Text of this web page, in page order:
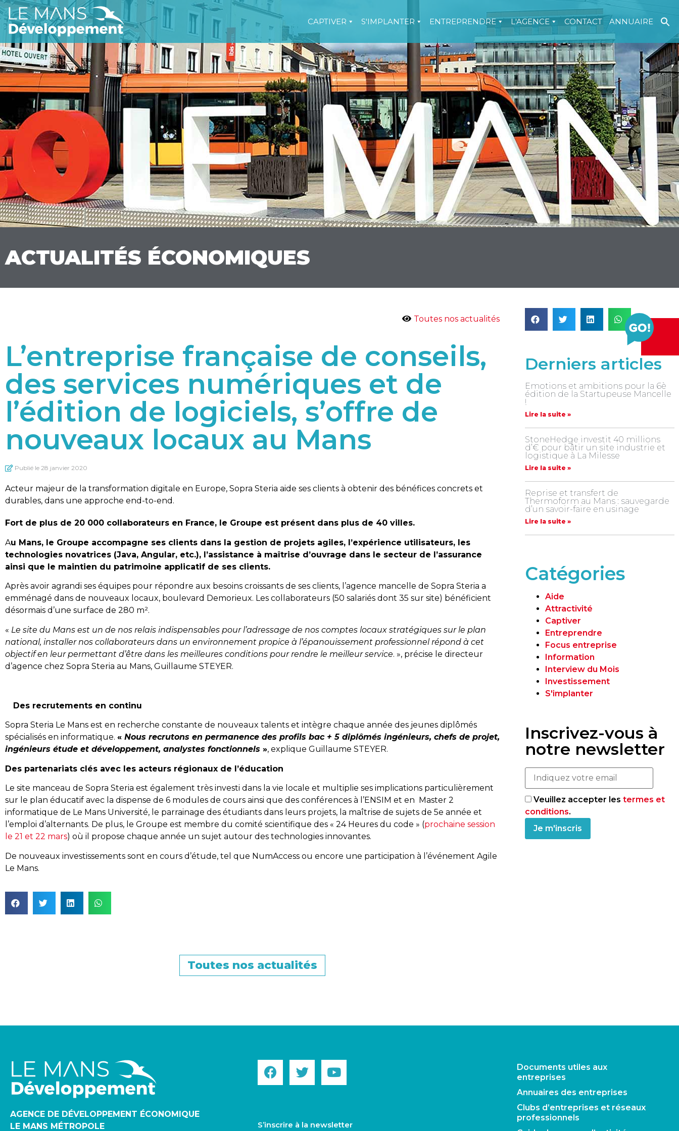
CAPTIVER S'IMPLANTER ENTREPRENDRE L'AGENCE CONTACT ANNUAIRE
ACTUALITÉS ÉCONOMIQUES
Toutes nos actualités
L’entreprise française de conseils,
des services numériques et de
l’édition de logiciels, s’offre de
nouveaux locaux au Mans
Publié le 28 janvier 2020
Acteur majeur de la transformation digitale en Europe, Sopra Steria aide ses clients à obtenir des bénéfices concrets et
durables, dans une approche end-to-end.
Fort de plus de 20 000 collaborateurs en France, le Groupe est présent dans plus de 40 villes.
Au Mans, le Groupe accompagne ses clients dans la gestion de projets agiles, l’expérience utilisateurs, les
technologies novatrices (Java, Angular, etc.), l’assistance à maîtrise d’ouvrage dans le secteur de l’assurance
ainsi que le maintien du patrimoine applicatif de ses clients.
Après avoir agrandi ses équipes pour répondre aux besoins croissants de ses clients, l’agence mancelle de Sopra Steria a
emménagé dans de nouveaux locaux, boulevard Demorieux. Les collaborateurs (50 salariés dont 35 sur site) bénéficient
désormais d’une surface de 280 m².
« Le site du Mans est un de nos relais indispensables pour l’adressage de nos comptes locaux stratégiques sur le plan
national, installer nos collaborateurs dans un environnement propice à l’épanouissement professionnel répond à cet
objectif en leur permettant d’être dans les meilleures conditions pour rendre le meilleur service. », précise le directeur
d’agence chez Sopra Steria au Mans, Guillaume STEYER.
Des recrutements en continu
Sopra Steria Le Mans est en recherche constante de nouveaux talents et intègre chaque année des jeunes diplômés
spécialisés en informatique. « Nous recrutons en permanence des profils bac + 5 diplômés ingénieurs, chefs de projet,
ingénieurs étude et développement, analystes fonctionnels », explique Guillaume STEYER.
Des partenariats clés avec les acteurs régionaux de l’éducation
Le site manceau de Sopra Steria est également très investi dans la vie locale et multiplie ses implications particulièrement
sur le plan éducatif avec la dispense de 6 modules de cours ainsi que des conférences à l’ENSIM et en Master 2
informatique de Le Mans Université, le parrainage des étudiants dans leurs projets, la maîtrise de sujets de 5e année et
l’emploi d’alternants. De plus, le Groupe est membre du comité scientifique des « 24 Heures du code » (prochaine session
le 21 et 22 mars) où il propose chaque année un sujet autour des technologies innovantes.
De nouveaux investissements sont en cours d’étude, tel que NumAccess ou encore une participation à l’événement Agile
Le Mans.
Toutes nos actualités
Derniers articles
Emotions et ambitions pour la 6è
édition de la Startupeuse Mancelle
!
Lire la suite »
StoneHedge investit 40 millions
d’€ pour bâtir un site industrie et
logistique à La Milesse
Lire la suite »
Reprise et transfert de
Thermoform au Mans : sauvegarde
d’un savoir-faire en usinage
Lire la suite »
Catégories
Aide
Attractivité
Captiver
Entreprendre
Focus entreprise
Information
Interview du Mois
Investissement
S'implanter
Inscrivez-vous à
notre newsletter
Veuillez accepter lestermes et
conditions.
AGENCE DE DÉVELOPPEMENT ÉCONOMIQUE
LE MANS MÉTROPOLE
S’inscrire à la newsletter
Documents utiles aux
entreprises
Annuaires des entreprises
Clubs d’entreprises et réseaux
professionnels